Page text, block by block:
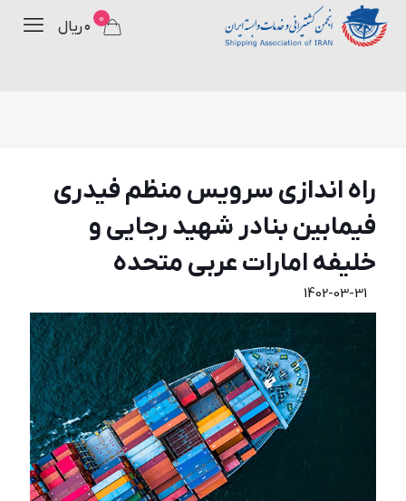
0 ۰ ریال
راه اندازي سرويس منظم فيدري
فيمابين بنادر شهيد رجايي و
خليفه امارات عربي متحده
1402-03-31